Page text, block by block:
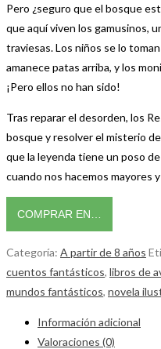
Pero ¿seguro que el bosque
que aquí viven los gamusinos,
traviesas. Los niños se lo
amanece patas arriba, y los
¡Pero ellos no han sido!
Tras reparar el desorden, los
bosque y resolver el misterio
que la leyenda tiene un poso
cuando nos hacemos mayores
COMPRAR EN…
Categoría: A partir de 8 años
cuentos fantásticos, libros de
mundos fantásticos, novela
Información adicional
Valoraciones (0)